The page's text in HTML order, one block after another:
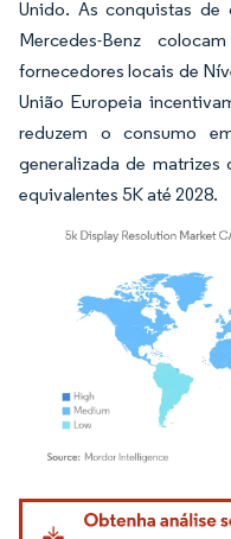
Unido. As conquistas
Mercedes-Benz
fornecedores locais de
União Europeia
reduzem o consumo
generalizada de
equivalentes 5K até 2028.
Imagem © Mordor Intelligence.